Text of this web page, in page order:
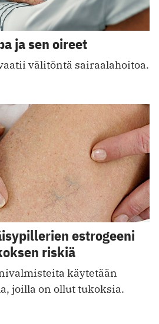
ja sen oireet
välitöntä sairaalahoitoa.
estrogeeni
riskiä
käytetään
joilla on ollut tukoksia.